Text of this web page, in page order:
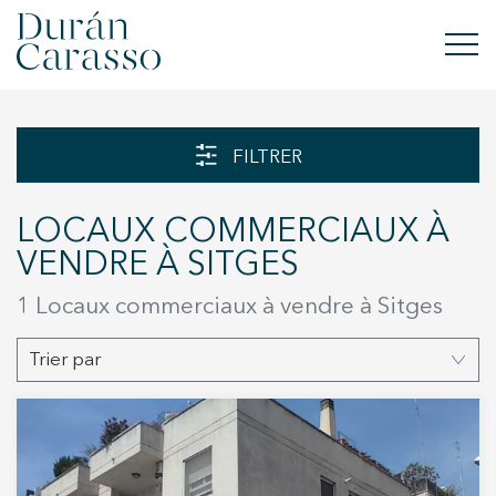
VENDRE
NOUVELLE CONSTRUCTION
INVESTISSEMENTS
GROUPE DC
CONTACT
FILTRER
LOCAUX COMMERCIAUX À
VENDRE À SITGES
1 Locaux commerciaux à vendre à Sitges
Trier par